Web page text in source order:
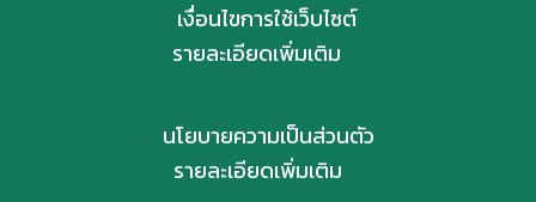
เงื่อนไขการใช้เว็บไซต์
รายละเอียดเพิ่มเติม
นโยบายความเป็นส่วนตัว
รายละเอียดเพิ่มเติม